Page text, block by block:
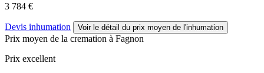
3 784 €
Devis inhumation Voir le détail du prix moyen de l'inhumation
Prix moyen de la cremation à Fagnon
Prix excellent